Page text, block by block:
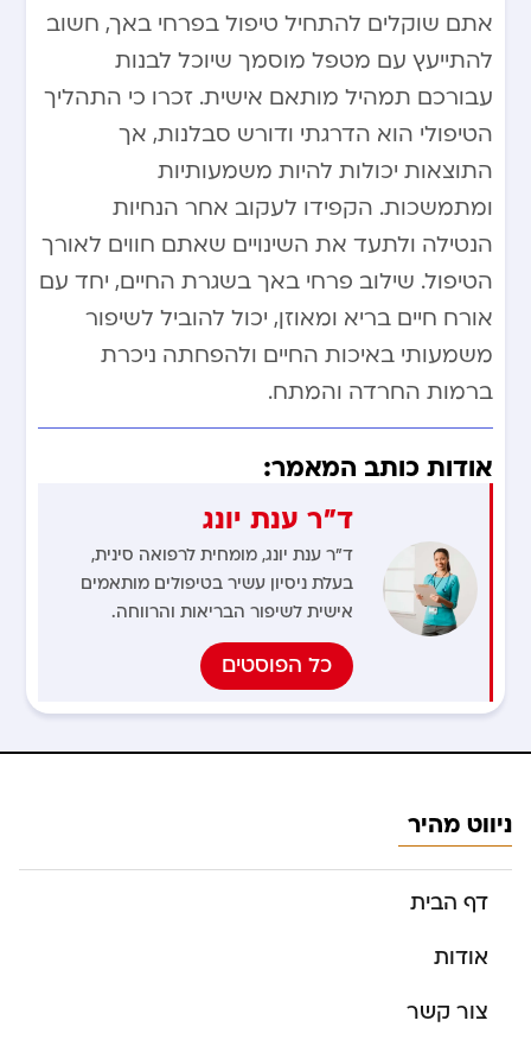
אתם שוקלים להתחיל טיפול בפרחי באך, חשוב
להתייעץ עם מטפל מוסמך שיוכל לבנות
עבורכם תמהיל מותאם אישית. זכרו כי התהליך
הטיפולי הוא הדרגתי ודורש סבלנות, אך
התוצאות יכולות להיות משמעותיות
ומתמשכות. הקפידו לעקוב אחר הנחיות
הנטילה ולתעד את השינויים שאתם חווים לאורך
הטיפול. שילוב פרחי באך בשגרת החיים, יחד עם
אורח חיים בריא ומאוזן, יכול להוביל לשיפור
משמעותי באיכות החיים ולהפחתה ניכרת
ברמות החרדה והמתח.
אודות כותב המאמר:
ד"ר ענת יונג
ד"ר ענת יונג, מומחית לרפואה סינית,
בעלת ניסיון עשיר בטיפולים מותאמים
אישית לשיפור הבריאות והרווחה.
כל הפוסטים
ניווט מהיר
דף הבית
אודות
צור קשר